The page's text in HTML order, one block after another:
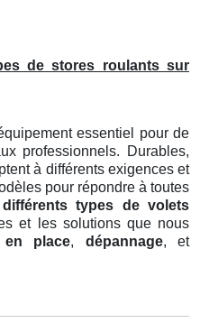
de stores roulants sur
essentiel pour de
professionnels. Durables,
à différents exigences et
pour répondre à toutes
différents types de volets
et les solutions que nous
en place, dépannage, et